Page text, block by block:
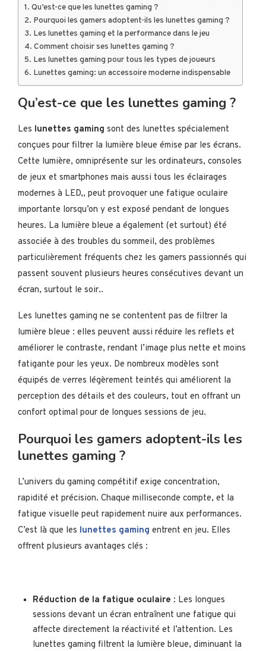
Qu’est-ce que les lunettes gaming ?
Pourquoi les gamers adoptent-ils les lunettes gaming ?
Les lunettes gaming et la performance dans le jeu
Comment choisir ses lunettes gaming ?
Les lunettes gaming pour tous les types de joueurs
Lunettes gaming: un accessoire moderne indispensable
Qu’est-ce que les lunettes gaming ?
Les lunettes gaming sont des lunettes spécialement
conçues pour filtrer la lumière bleue émise par les écrans.
Cette lumière, omniprésente sur les ordinateurs, consoles
de jeux et smartphones mais aussi tous les éclairages
modernes à LED,, peut provoquer une fatigue oculaire
importante lorsqu’on y est exposé pendant de longues
heures. La lumière bleue a également (et surtout) été
associée à des troubles du sommeil, des problèmes
particulièrement fréquents chez les gamers passionnés qui
passent souvent plusieurs heures consécutives devant un
écran, surtout le soir..
Les lunettes gaming ne se contentent pas de filtrer la
lumière bleue : elles peuvent aussi réduire les reflets et
améliorer le contraste, rendant l’image plus nette et moins
fatigante pour les yeux. De nombreux modèles sont
équipés de verres légèrement teintés qui améliorent la
perception des détails et des couleurs, tout en offrant un
confort optimal pour de longues sessions de jeu.
Pourquoi les gamers adoptent-ils les
lunettes gaming ?
L’univers du gaming compétitif exige concentration,
rapidité et précision. Chaque milliseconde compte, et la
fatigue visuelle peut rapidement nuire aux performances.
C’est là que les lunettes gaming entrent en jeu. Elles
offrent plusieurs avantages clés :
Réduction de la fatigue oculaire : Les longues
sessions devant un écran entraînent une fatigue qui
affecte directement la réactivité et l’attention. Les
lunettes gaming filtrent la lumière bleue, diminuant la